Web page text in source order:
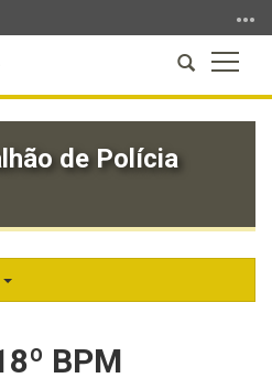
a
Abrir
a
busca
de Polícia
BPM